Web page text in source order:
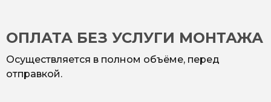
ОПЛАТА БЕЗ УСЛУГИ МОНТАЖА
Осуществляется в полном объёме, перед
отправкой.